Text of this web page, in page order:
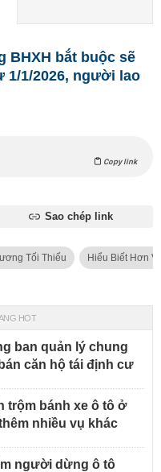
BHXH bắt buộc sẽ
1/1/2026, người lao
Copy link
Sao chép link
Tối Thiểu Hiểu Biết Hơn
HOT
ban quản lý chung
căn hộ tái định cư
trộm bánh xe ô tô ở
nhiều vụ khác
người dừng ô tô